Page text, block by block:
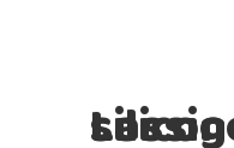
Lassig